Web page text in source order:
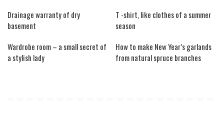
Drainage warranty of dry
basement
T -shirt, like clothes of a summer
season
Wardrobe room – a small secret of
a stylish lady
How to make New Year’s garlands
from natural spruce branches